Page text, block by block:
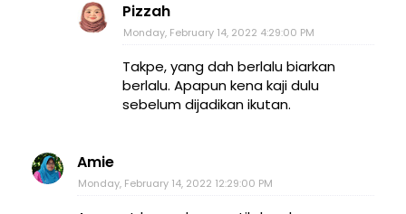
Pizzah
Monday, February 14, 2022 4:29:00 PM
Takpe, yang dah berlalu biarkan
berlalu. Apapun kena kaji dulu
sebelum dijadikan ikutan.
Amie
Monday, February 14, 2022 12:29:00 PM